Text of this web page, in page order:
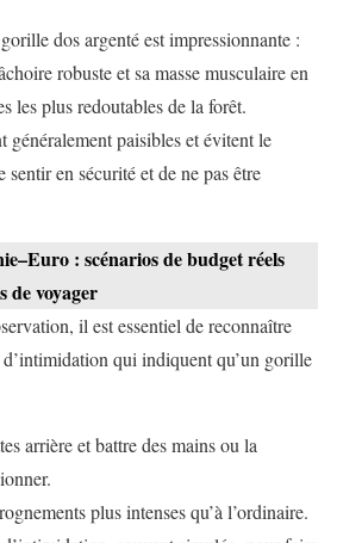
dos argenté est impressionnante :
robuste et sa masse musculaire en
les plus redoutables de la forêt.
généralement paisibles et évitent le
en sécurité et de ne pas être
: scénarios de budget réels
de voyager
il est essentiel de reconnaître
qui indiquent qu’un gorille
arrière et battre des mains ou la
plus intenses qu’à l’ordinaire.